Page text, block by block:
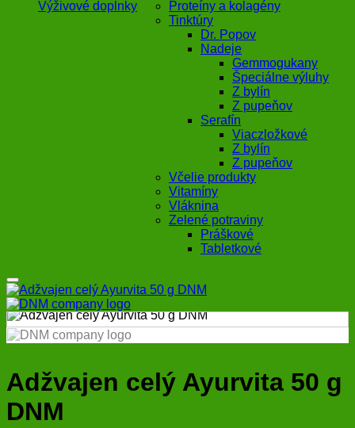
Výživové doplnky
Proteíny a kolagény
Tinktúry
Dr. Popov
Nadeje
Gemmogukany
Špeciálne výluhy
Z bylín
Z pupeňov
Serafín
Viaczložkové
Z bylín
Z pupeňov
Včelie produkty
Vitamíny
Vláknina
Zelené potraviny
Práškové
Tabletkové
Adžvajen celý Ayurvita 50 g
DNM